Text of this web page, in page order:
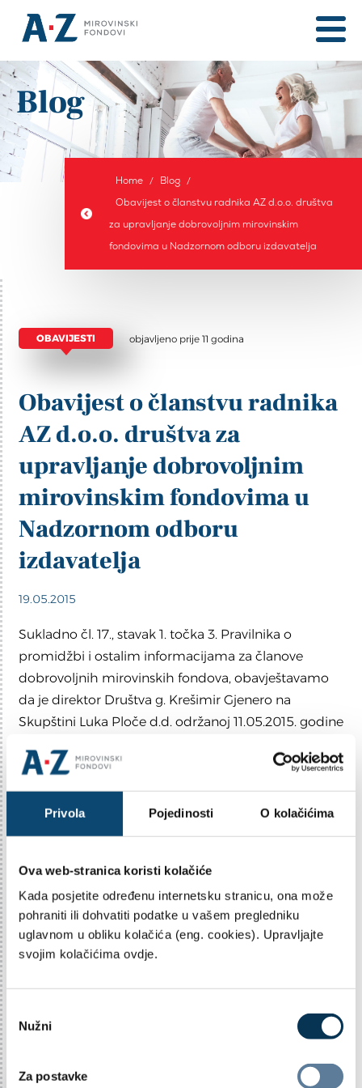
Privola Pojedinosti O kolačićima
Ova web-stranica koristi kolačiće
Kada posjetite određenu internetsku stranicu, ona može
pohraniti ili dohvatiti podatke u vašem pregledniku
uglavnom u obliku kolačića (eng. cookies). Upravljajte
svojim kolačićima ovdje.
Nužni
Za postavke
Blog
Home
Blog
Obavijest o članstvu radnika AZ d.o.o. društva
za upravljanje dobrovoljnim mirovinskim
fondovima u Nadzornom odboru izdavatelja
OBAVIJESTI objavljeno prije 11 godina
Obavijest o članstvu radnika
AZ d.o.o. društva za
upravljanje dobrovoljnim
mirovinskim fondovima u
Nadzornom odboru
izdavatelja
19.05.2015
Sukladno čl. 17., stavak 1. točka 3. Pravilnika o
promidžbi i ostalim informacijama za članove
dobrovoljnih mirovinskih fondova, obavještavamo
da je direktor Društva g. Krešimir Gjenero na
Skupštini Luka Ploče d.d. održanoj 11.05.2015. godine
dobrovoljni mirovinski fondovi kojima Društvo
upravlja imaju u svojem portfelju dionice Luke Ploče
SAŽETAK IZVJEŠTAJA O
AKTIVNOSTIMA KOJE SU
PROVEDENE U 2025. GODINI S
FINANCIJSKE PISMENOSTI